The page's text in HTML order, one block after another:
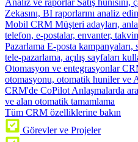
Analiz ve raporlar Satış hunisini,
Zekasını, BI raporlarını analiz edin
Mobil CRM Müşteri adayları,
telefon, e-postalar, envanter,
Pazarlama E-posta kampanyaları,
tele-pazarlama, açılış sayfaları
Otomasyon ve entegrasyonlar
otomasyonu, otomatik huniler ve
CRM'de CoPilot Anlaşmalarda
ve alan otomatik tamamlama
Tüm CRM özelliklerine bakın
Görevler ve Projeler